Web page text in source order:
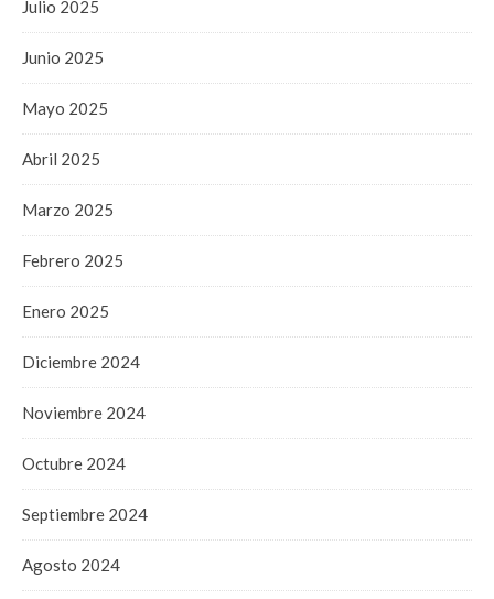
Julio 2025
Junio 2025
Mayo 2025
Abril 2025
Marzo 2025
Febrero 2025
Enero 2025
Diciembre 2024
Noviembre 2024
Octubre 2024
Septiembre 2024
Agosto 2024